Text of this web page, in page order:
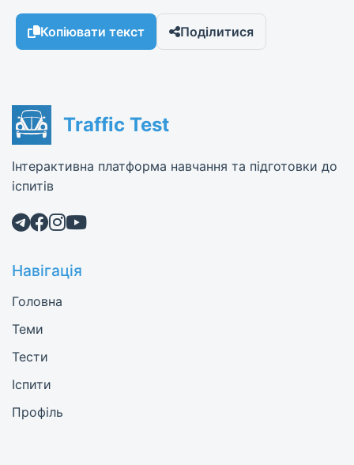
Копіювати текст Поділитися
Traffic Test
Інтерактивна платформа навчання та підготовки до
іспитів
Навігація
Головна
Теми
Тести
Іспити
Профіль